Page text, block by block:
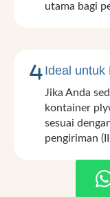
utama bagi
Ideal untuk
Jika Anda
kontainer
sesuai
pengiriman